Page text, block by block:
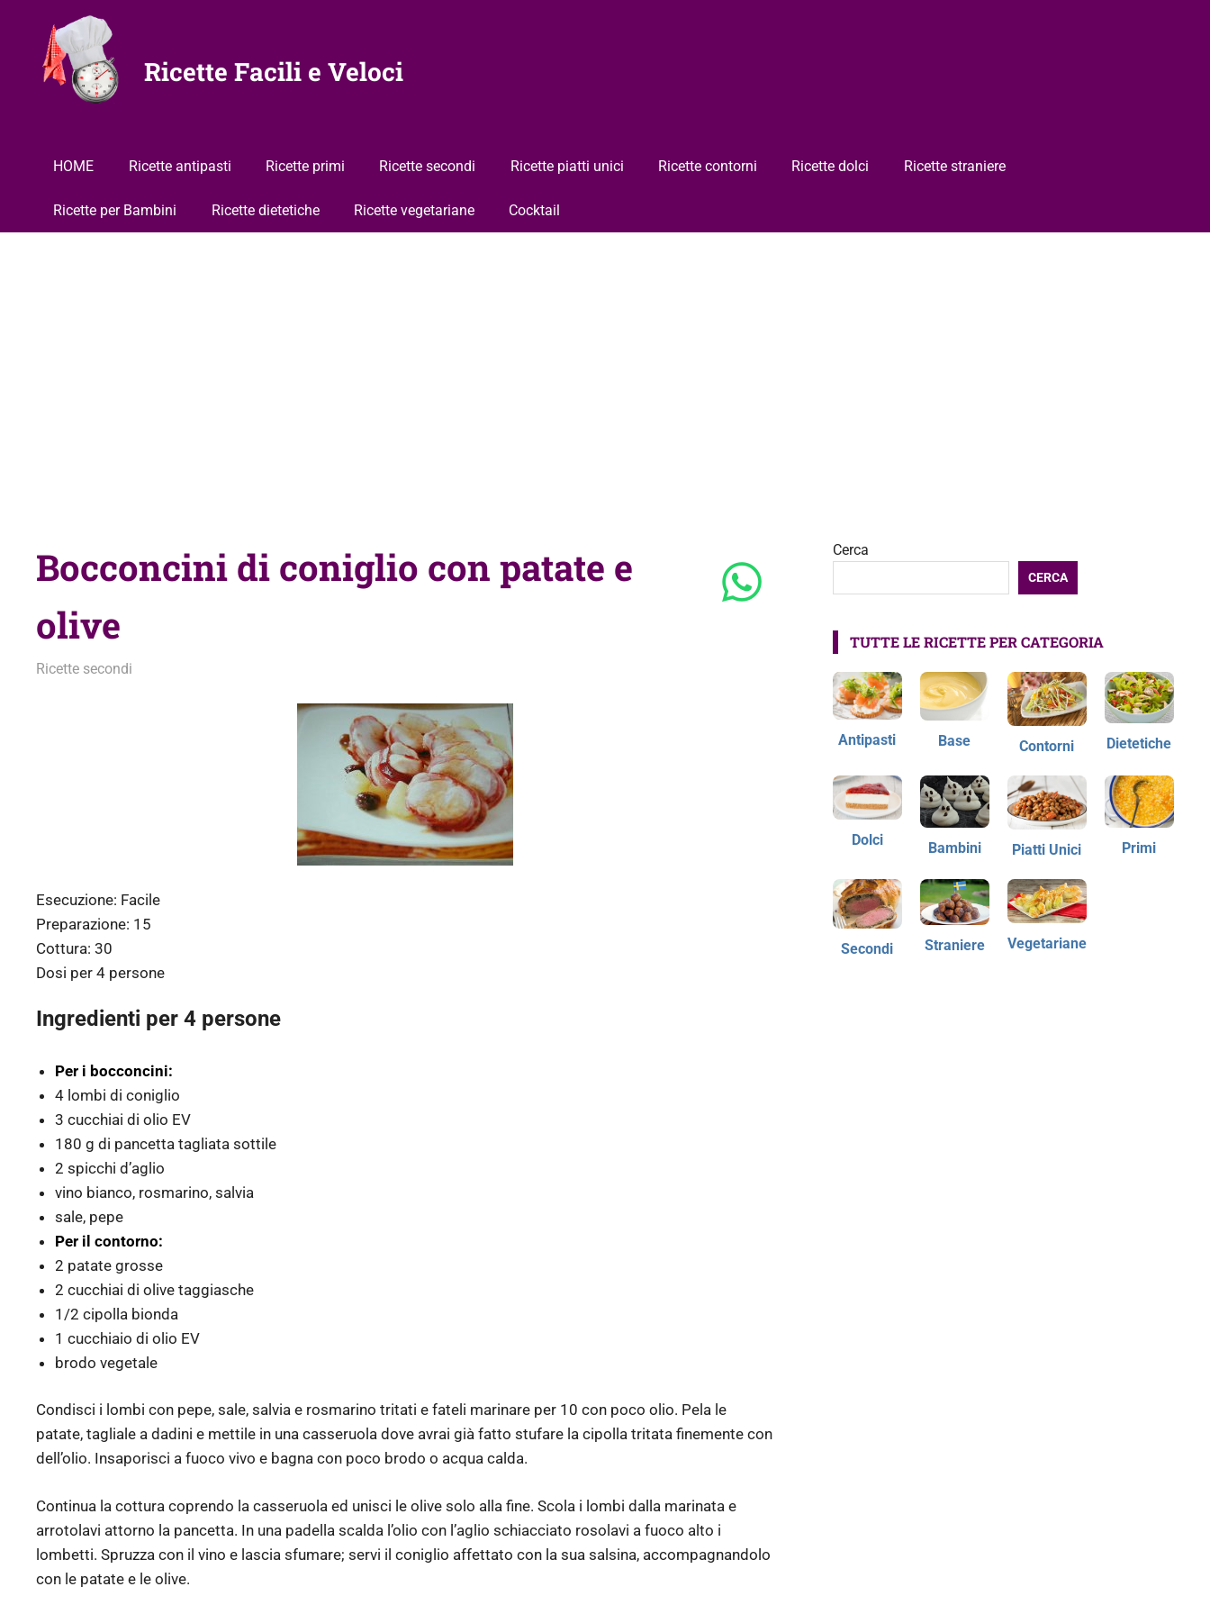
contenuto
Ricette Facili e Veloci
HOME Ricette antipasti Ricette primi Ricette secondi Ricette piatti unici Ricette contorni Ricette dolci Ricette straniere
Ricette per Bambini Ricette dietetiche Ricette vegetariane Cocktail
Bocconcini di coniglio con patate e
olive
13 Ottobre 2010
admin
Ricette secondi
Esecuzione: Facile
Preparazione: 15
Cottura: 30
Dosi per 4 persone
Ingredienti per 4 persone
Per i bocconcini:
4 lombi di coniglio
3 cucchiai di olio EV
180 g di pancetta tagliata sottile
2 spicchi d’aglio
vino bianco, rosmarino, salvia
sale, pepe
Per il contorno:
2 patate grosse
2 cucchiai di olive taggiasche
1/2 cipolla bionda
1 cucchiaio di olio EV
brodo vegetale
Condisci i lombi con pepe, sale, salvia e rosmarino tritati e fateli marinare per 10 con poco olio. Pela le
patate, tagliale a dadini e mettile in una casseruola dove avrai già fatto stufare la cipolla tritata finemente con
dell’olio. Insaporisci a fuoco vivo e bagna con poco brodo o acqua calda.
Continua la cottura coprendo la casseruola ed unisci le olive solo alla fine. Scola i lombi dalla marinata e
arrotolavi attorno la pancetta. In una padella scalda l’olio con l’aglio schiacciato rosolavi a fuoco alto i
lombetti. Spruzza con il vino e lascia sfumare; servi il coniglio affettato con la sua salsina, accompagnandolo
con le patate e le olive.
Cerca
CERCA
TUTTE LE RICETTE PER CATEGORIA
Antipasti Base Contorni Dietetiche
Dolci Bambini Piatti Unici Primi
Secondi Straniere Vegetariane